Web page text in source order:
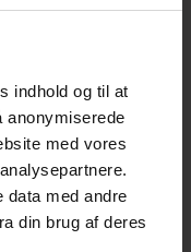
indhold og til at
anonymiserede
med vores
data med andre
din brug af deres